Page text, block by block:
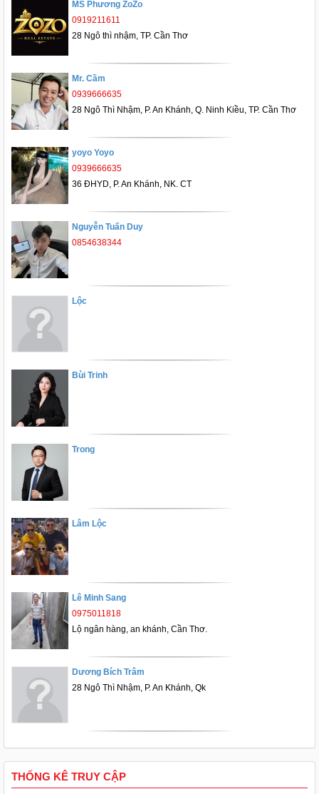
MS Phương ZoZo
0919211611
28 Ngô thì nhậm, TP. Cần Thơ
Mr. Cầm
0939666635
28 Ngô Thì Nhậm, P. An Khánh, Q. Ninh Kiều, TP. Cần Thơ
yoyo Yoyo
0939666635
36 ĐHYD, P. An Khánh, NK. CT
Nguyễn Tuấn Duy
0854638344
Lộc
Bùi Trinh
Trong
Lâm Lộc
Lê Minh Sang
0975011818
Lộ ngân hàng, an khánh, Cần Thơ.
Dương Bích Trâm
28 Ngô Thì Nhậm, P. An Khánh, Qk
THỐNG KÊ TRUY CẬP